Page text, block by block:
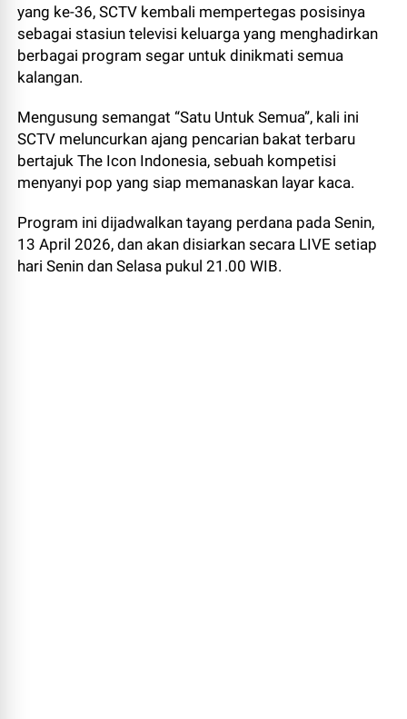
yang ke-36, SCTV kembali mempertegas posisinya
sebagai stasiun televisi keluarga yang menghadirkan
berbagai program segar untuk dinikmati semua
kalangan.
Mengusung semangat “Satu Untuk Semua”, kali ini
SCTV meluncurkan ajang pencarian bakat terbaru
bertajuk The Icon Indonesia, sebuah kompetisi
menyanyi pop yang siap memanaskan layar kaca.
Program ini dijadwalkan tayang perdana pada Senin,
13 April 2026, dan akan disiarkan secara LIVE setiap
hari Senin dan Selasa pukul 21.00 WIB.